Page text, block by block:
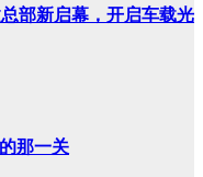
部新启幕，开启车载光
那一关